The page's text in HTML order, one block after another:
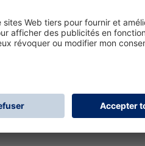
without high
Particules radioactives